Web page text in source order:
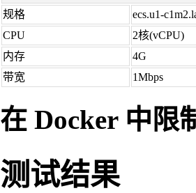
规格
ecs.u1-
CPU
2核(vCPU)
内存
4G
带宽
1Mbps
在 Docker 中限
测试结果